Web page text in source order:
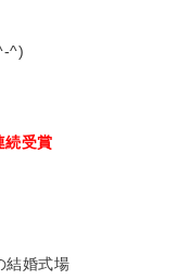
^)
続受賞
結婚式場